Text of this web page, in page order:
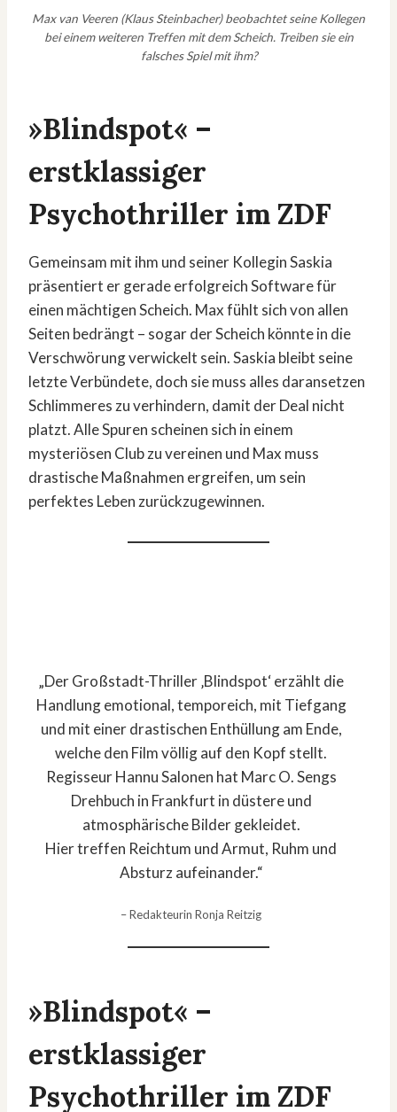
Max van Veeren (Klaus Steinbacher) beobachtet seine Kollegen
bei einem weiteren Treffen mit dem Scheich. Treiben sie ein
falsches Spiel mit ihm?
»Blindspot« –
erstklassiger
Psychothriller im ZDF
Gemeinsam mit ihm und seiner Kollegin Saskia
präsentiert er gerade erfolgreich Software für
einen mächtigen Scheich. Max fühlt sich von allen
Seiten bedrängt – sogar der Scheich könnte in die
Verschwörung verwickelt sein. Saskia bleibt seine
letzte Verbündete, doch sie muss alles daransetzen
Schlimmeres zu verhindern, damit der Deal nicht
platzt. Alle Spuren scheinen sich in einem
mysteriösen Club zu vereinen und Max muss
drastische Maßnahmen ergreifen, um sein
perfektes Leben zurückzugewinnen.
„Der Großstadt-Thriller ‚Blindspot‘ erzählt die
Handlung emotional, temporeich, mit Tiefgang
und mit einer drastischen Enthüllung am Ende,
welche den Film völlig auf den Kopf stellt.
Regisseur Hannu Salonen hat Marc O. Sengs
Drehbuch in Frankfurt in düstere und
atmosphärische Bilder gekleidet.
Hier treffen Reichtum und Armut, Ruhm und
Absturz aufeinander.“
– Redakteurin Ronja Reitzig
»Blindspot« –
erstklassiger
Psychothriller im ZDF